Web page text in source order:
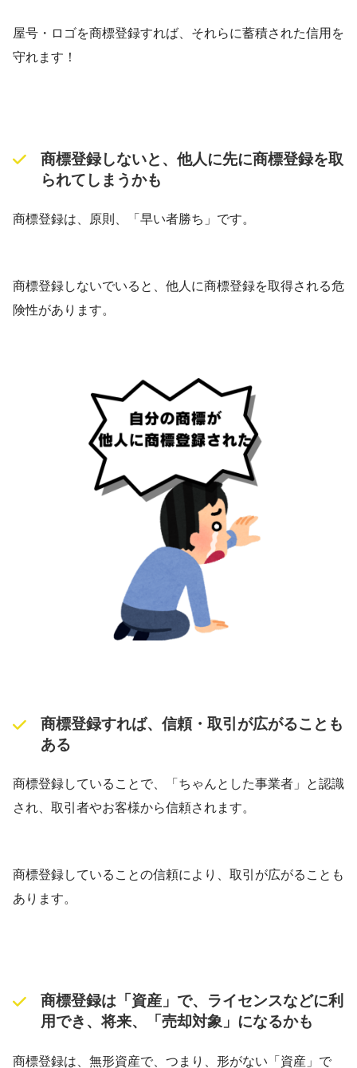
屋号・ロゴを商標登録すれば、それらに蓄積された信用を
守れます！
商標登録しないと、他人に先に商標登録を取
られてしまうかも
商標登録は、原則、「早い者勝ち」です。
商標登録しないでいると、他人に商標登録を取得される危
険性があります。
商標登録すれば、信頼・取引が広がることも
ある
商標登録していることで、「ちゃんとした事業者」と認識
され、取引者やお客様から信頼されます。
商標登録していることの信頼により、取引が広がることも
あります。
商標登録は「資産」で、ライセンスなどに利
用でき、将来、「売却対象」になるかも
商標登録は、無形資産で、つまり、形がない「資産」で